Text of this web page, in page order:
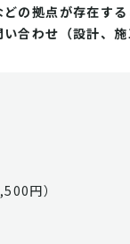
の拠点が存在する
合わせ（設計、
円）